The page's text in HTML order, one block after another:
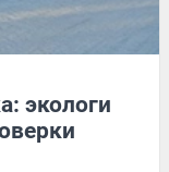
экологи